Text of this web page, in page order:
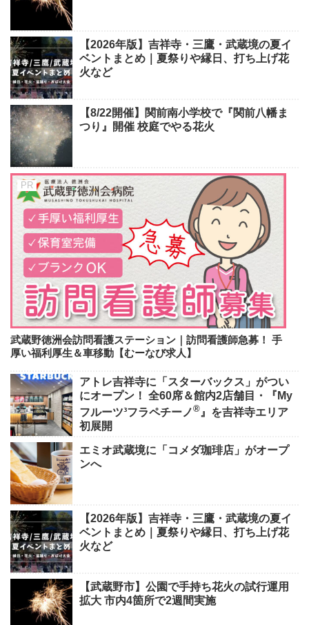
【2026年版】吉祥寺・三鷹・武蔵境の夏イ
ベントまとめ｜夏祭りや縁日、打ち上げ花
火など
【8/22開催】関前南小学校で『関前八幡ま
つり』開催 校庭でやる花火
武蔵野徳洲会訪問看護ステーション｜訪問看護師急募！ 手
厚い福利厚生＆車移動【むーなび求人】
アトレ吉祥寺に「スターバックス」がつい
にオープン！ 全60席＆館内2店舗目・『My
フルーツ³フラペチーノ® 』を吉祥寺エリア
初展開
エミオ武蔵境に「コメダ珈琲店」がオープ
ンへ
【2026年版】吉祥寺・三鷹・武蔵境の夏イ
ベントまとめ｜夏祭りや縁日、打ち上げ花
火など
【武蔵野市】公園で手持ち花火の試行運用
拡大 市内4箇所で2週間実施